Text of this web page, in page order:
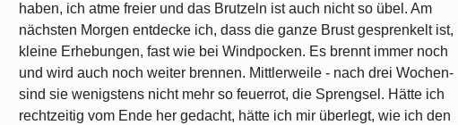
haben, ich atme freier und das Brutzeln ist auch nicht so übel. Am
nächsten Morgen entdecke ich, dass die ganze Brust gesprenkelt ist,
kleine Erhebungen, fast wie bei Windpocken. Es brennt immer noch
und wird auch noch weiter brennen. Mittlerweile - nach drei Wochen-
sind sie wenigstens nicht mehr so feuerrot, die Sprengsel. Hätte ich
rechtzeitig vom Ende her gedacht, hätte ich mir überlegt, wie ich den